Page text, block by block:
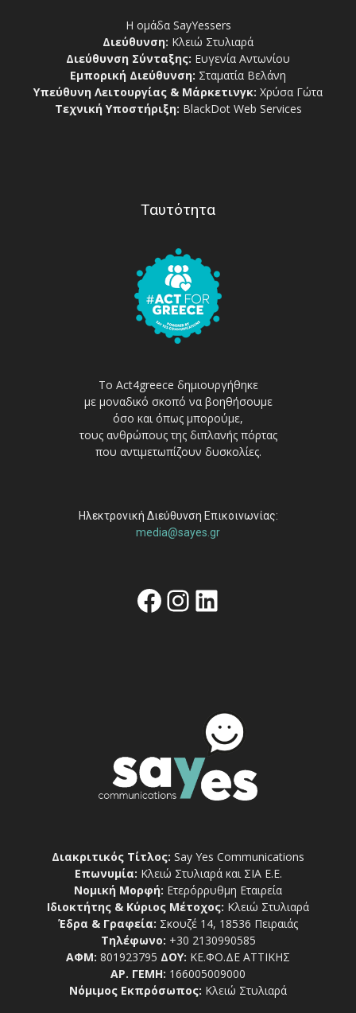
Η ομάδα SayYessers
Διεύθυνση: Κλειώ Στυλιαρά
Διεύθυνση Σύνταξης: Ευγενία Αντωνίου
Εμπορική Διεύθυνση: Σταματία Βελάνη
Υπεύθυνη Λειτουργίας & Μάρκετινγκ: Χρύσα Γώτα
Τεχνική Υποστήριξη: BlackDot Web Services
Ταυτότητα
Το Act4greece δημιουργήθηκε
με μοναδικό σκοπό να βοηθήσουμε
όσο και όπως μπορούμε,
τους ανθρώπους της διπλανής πόρτας
που αντιμετωπίζουν δυσκολίες.
Ηλεκτρονική Διεύθυνση Επικοινωνίας:
media@sayes.gr
Facebook
Instagram
Linkedin
Διακριτικός Τίτλος: Say Yes Communications
Επωνυμία: Κλειώ Στυλιαρά και ΣΙΑ Ε.Ε.
Νομική Μορφή: Ετερόρρυθμη Εταιρεία
Ιδιοκτήτης & Κύριος Μέτοχος: Κλειώ Στυλιαρά
Έδρα & Γραφεία: Σκουζέ 14, 18536 Πειραιάς
Τηλέφωνο: +30 2130990585
ΑΦΜ: 801923795 ΔΟΥ: ΚΕ.ΦΟ.ΔΕ ΑΤΤΙΚΗΣ
ΑΡ. ΓΕΜΗ: 166005009000
Νόμιμος Εκπρόσωπος: Κλειώ Στυλιαρά